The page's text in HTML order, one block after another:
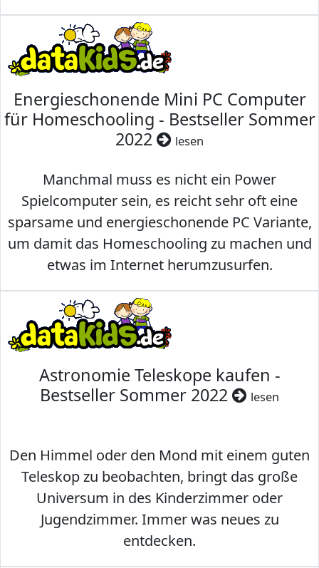
Energieschonende Mini PC Computer
für Homeschooling - Bestseller Sommer
2022
lesen
Manchmal muss es nicht ein Power
Spielcomputer sein, es reicht sehr oft eine
sparsame und energieschonende PC Variante,
um damit das Homeschooling zu machen und
etwas im Internet herumzusurfen.
Astronomie Teleskope kaufen -
Bestseller Sommer 2022
lesen
Den Himmel oder den Mond mit einem guten
Teleskop zu beobachten, bringt das große
Universum in des Kinderzimmer oder
Jugendzimmer. Immer was neues zu
entdecken.